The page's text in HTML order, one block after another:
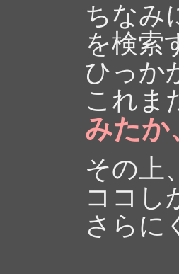
ちなみ
を検索
ひっか
これま
みたか
その上
ココし
さらに